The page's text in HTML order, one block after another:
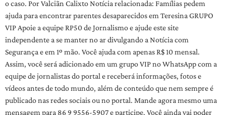
o caso. Por Valciãn Calixto Notícia relacionada: Famílias pedem
ajuda para encontrar parentes desaparecidos em Teresina GRUPO
VIP Apoie a equipe RP50 de Jornalismo e ajude este site
independente a se manter no ar divulgando a Notícia com
Segurança e em 1º mão. Você ajuda com apenas R$ 10 mensal.
Assim, você será adicionado em um grupo VIP no WhatsApp com a
equipe de jornalistas do portal e receberá informações, fotos e
vídeos antes de todo mundo, além de conteúdo que nem sempre é
publicado nas redes sociais ou no portal. Mande agora mesmo uma
mensagem para 86 9 9556-5907 e participe. Você ainda vai poder